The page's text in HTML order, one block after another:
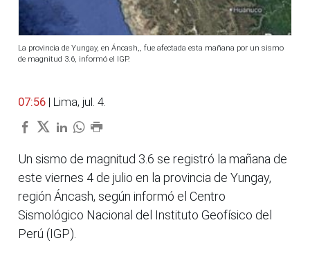
La provincia de Yungay, en Áncash,, fue afectada esta mañana por un sismo
de magnitud 3.6, informó el IGP.
07:56 | Lima, jul. 4.
Un sismo de magnitud 3.6 se registró la mañana de
este viernes 4 de julio en la provincia de Yungay,
región Áncash, según informó el Centro
Sismológico Nacional del Instituto Geofísico del
Perú (IGP).